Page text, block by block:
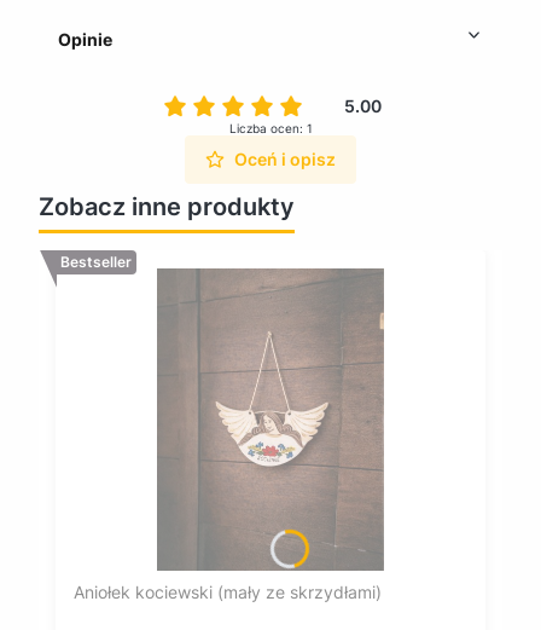
Opinie
5.00
Liczba ocen: 1
Oceń i opisz
Zobacz inne produkty
Bestseller
Aniołek kociewski (mały ze skrzydłami)